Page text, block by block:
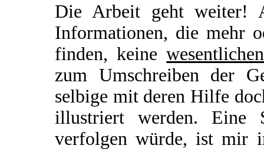
Die Arbeit geht weiter!
Informationen, die mehr
finden, keinewesentlichen
zum Umschreiben der
selbige mit deren Hilfe
illustriert werden. Eine
verfolgen würde, ist mir